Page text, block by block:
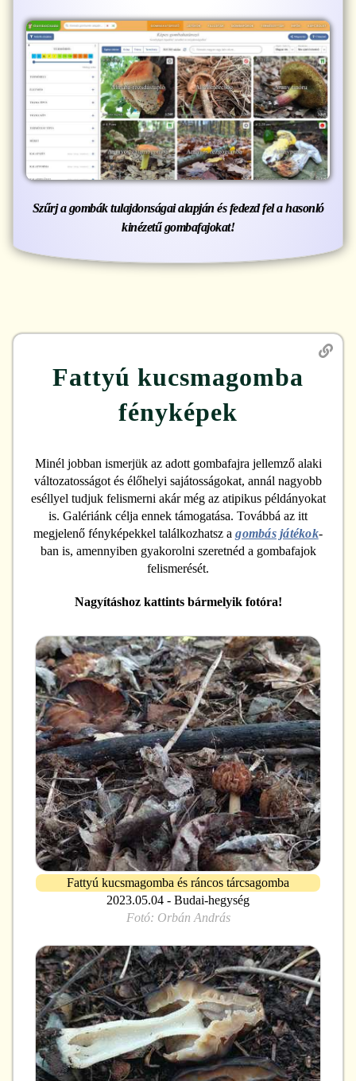
Szűrj a gombák tulajdonságai alapján és fedezd fel a hasonló
kinézetű gombafajokat!
Fattyú kucsmagomba
fényképek
Minél jobban ismerjük az adott gombafajra jellemző alaki
változatosságot és élőhelyi sajátosságokat, annál nagyobb
eséllyel tudjuk felismerni akár még az atipikus példányokat
is. Galériánk célja ennek támogatása. Továbbá az itt
megjelenő fényképekkel találkozhatsz a gombás játékok-
ban is, amennyiben gyakorolni szeretnéd a gombafajok
felismerését.
Nagyításhoz kattints bármelyik fotóra!
Fattyú kucsmagomba és ráncos tárcsagomba
2023.05.04 - Budai-hegység
Fotó: Orbán András